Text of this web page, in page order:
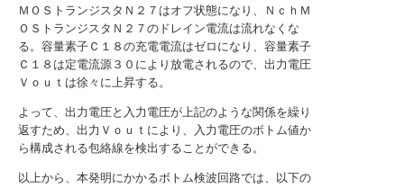
ＭＯＳトランジスタＮ２７はオフ状態になり、ＮｃｈＭ
ＯＳトランジスタＮ２７のドレイン電流は流れなくな
る。容量素子Ｃ１８の充電電流はゼロになり、容量素子
Ｃ１８は定電流源３０により放電されるので、出力電圧
Ｖｏｕｔは徐々に上昇する。
よって、出力電圧と入力電圧が上記のような関係を繰り
返すため、出力Ｖｏｕｔにより、入力電圧のボトム値か
ら構成される包絡線を検出することができる。
以上から、本発明にかかるボトム検波回路では、以下の